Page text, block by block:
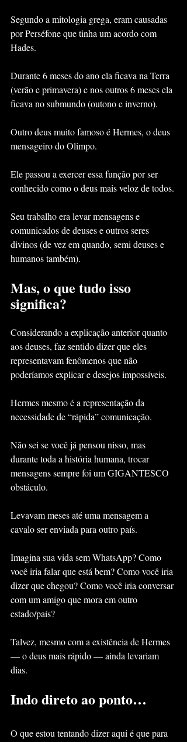
Segundo a mitologia grega, eram causadas
por Perséfone que tinha um acordo com
Hades.
Durante 6 meses do ano ela ficava na Terra
(verão e primavera) e nos outros 6 meses ela
ficava no submundo (outono e inverno).
Outro deus muito famoso é Hermes, o deus
mensageiro do Olimpo.
Ele passou a exercer essa função por ser
conhecido como o deus mais veloz de todos.
Seu trabalho era levar mensagens e
comunicados de deuses e outros seres
divinos (de vez em quando, semi deuses e
humanos também).
Mas, o que tudo isso
significa?
Considerando a explicação anterior quanto
aos deuses, faz sentido dizer que eles
representavam fenômenos que não
poderíamos explicar e desejos impossíveis.
Hermes mesmo é a representação da
necessidade de “rápida” comunicação.
Não sei se você já pensou nisso, mas
durante toda a história humana, trocar
mensagens sempre foi um GIGANTESCO
obstáculo.
Levavam meses até uma mensagem a
cavalo ser enviada para outro país.
Imagina sua vida sem WhatsApp? Como
você iria falar que está bem? Como você iria
dizer que chegou? Como você iria conversar
com um amigo que mora em outro
estado/país?
Talvez, mesmo com a existência de Hermes
— o deus mais rápido — ainda levariam
dias.
Indo direto ao ponto…
O que estou tentando dizer aqui é que para